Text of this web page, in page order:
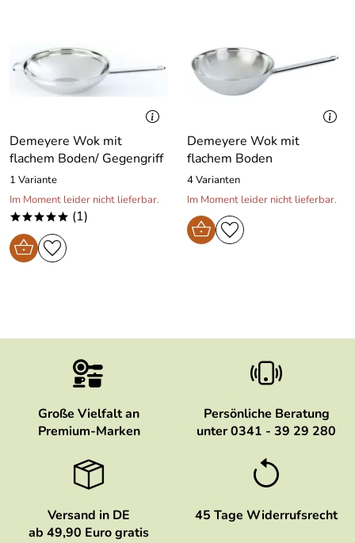
Demeyere Wok mit
flachem Boden/ Gegengriff
1 Variante
Im Moment leider nicht lieferbar.
***** (1)
Demeyere Wok mit
flachem Boden
4 Varianten
Im Moment leider nicht lieferbar.
Große Vielfalt an
Premium-Marken
Persönliche Beratung
unter 0341 - 39 29 280
Versand in DE
ab 49,90 Euro gratis
45 Tage Widerrufsrecht